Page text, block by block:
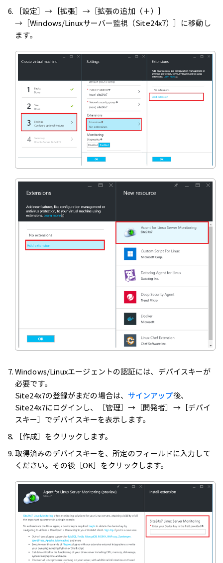
［設定］→［拡張］→［拡張の追加（＋）］
→［Windows/Linuxサーバー監視（Site24x7）］に移動し
ます。
Windows/Linuxエージェントの認証には、デバイスキーが
必要です。
Site24x7の登録がまだの場合は、 サインアップ後、
Site24x7にログインし、［管理］→［開発者］→［デバイ
スキー］でデバイスキーを表示します。
［作成］をクリックします。
取得済みのデバイスキーを、所定のフィールドに入力して
ください。その後［OK］をクリックします。